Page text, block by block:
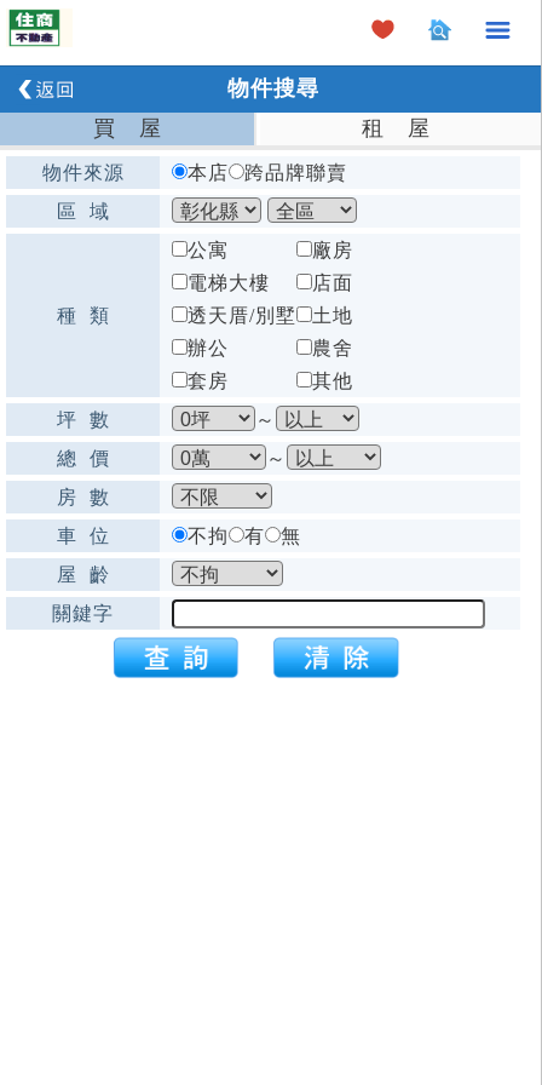
×
物件搜尋
買 屋
租 屋
物件來源 本店
跨品牌聯賣
區 域
種 類
公寓
廠房
電梯大樓
店面
透天厝/別墅
土地
辦公
農舍
套房
其他
坪 數
～
總 價
～
房 數
車 位
不拘 有
無
屋 齡
關鍵字